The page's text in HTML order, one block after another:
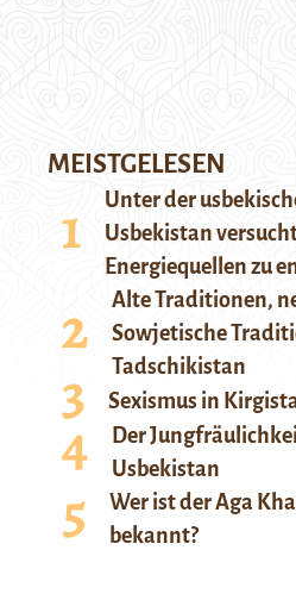
MEISTGELESEN
Unter der
Usbekistan
Energiequellen zu
Alte Traditionen,
Sowjetische
Tadschikistan
Sexismus in
Der
Usbekistan
Wer ist der Aga
bekannt?